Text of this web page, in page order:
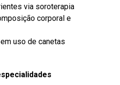
via soroterapia
corporal e
uso de canetas